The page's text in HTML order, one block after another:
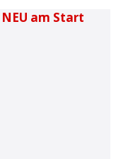
NEU am Start